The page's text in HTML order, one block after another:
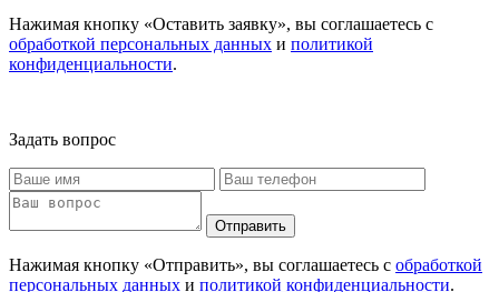
Нажимая кнопку «Оставить заявку», вы соглашаетесь с
обработкой персональных данных и политикой
конфиденциальности.
Задать вопрос
Отправить
Нажимая кнопку «Отправить», вы соглашаетесь с обработкой
персональных данных и политикой конфиденциальности.